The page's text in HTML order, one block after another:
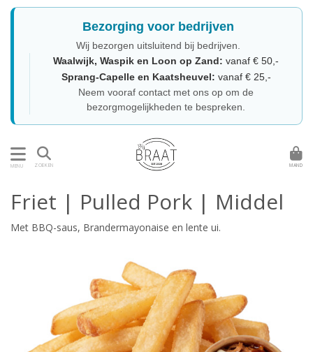
Bezorging voor bedrijven
Wij bezorgen uitsluitend bij bedrijven.
Waalwijk, Waspik en Loon op Zand: vanaf € 50,-
Sprang-Capelle en Kaatsheuvel: vanaf € 25,-
Neem vooraf contact met ons op om de
bezorgmogelijkheden te bespreken.
MENU ZOEKEN MAND
Friet | Pulled Pork | Middel
Met BBQ-saus, Brandermayonaise en lente ui.